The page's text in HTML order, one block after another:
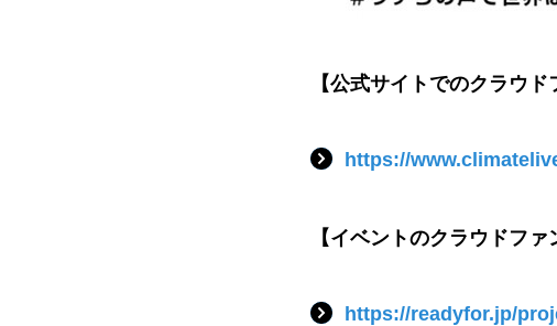
【公式サイトでのクラウド
https://
【イベントのクラウドファ
https://readyfor.jp/